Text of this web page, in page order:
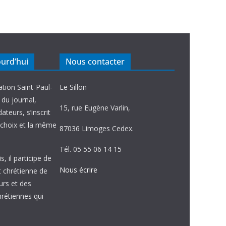
Saint-Paul-
journal,
s’inscrit
et la même
il participe de
chrétienne de
et des
qui
Nous contacter
Le Sillon
15, rue Eugène Varlin,
87036 Limoges Cedex.
Tél. 05 55 06 14 15
Nous écrire